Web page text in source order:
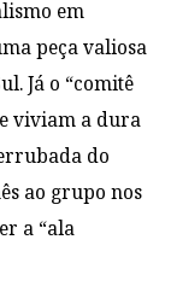
em
peça valiosa
Já o “comitê
viviam a dura
do
ao grupo nos
a “ala